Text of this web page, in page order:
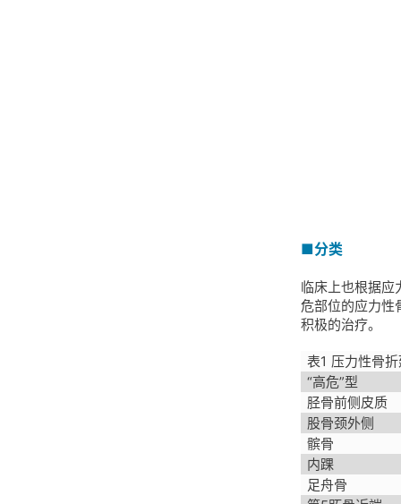
■分类
临床上也根据应
危部位的应力性
积极的治疗。
表1 压力性骨
“高危”型
胫骨前侧皮质
股骨颈外侧
髌骨
内踝
足舟骨